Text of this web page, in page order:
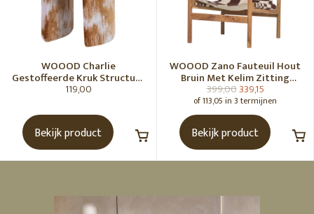
WOOOD Charlie
Gestoffeerde Kruk Structuur
Stof Karamelbruin [Fsc]
119,00
Bekijk product
WOOOD Zano Fauteuil Hout
Bruin Met Kelim Zitting
Naturel
399,00339,15
of 113,05 in 3 termijnen
Bekijk product